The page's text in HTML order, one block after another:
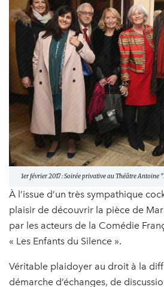
1er février 2017 : Soirée privative au Théâtre Antoine
À l’issue d’un très sympathique
plaisir de découvrir la pièce de
par les acteurs de la Comédie
« Les Enfants du Silence ».
Véritable plaidoyer au droit à la
démarche d’échanges, de